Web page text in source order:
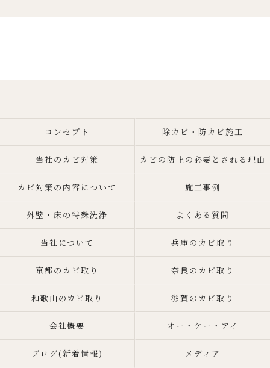
コンセプト 除カビ・防カビ施工
当社のカビ対策 カビの防止の必要とされる理由
カビ対策の内容について 施工事例
外壁・床の特殊洗浄 よくある質問
当社について 兵庫のカビ取り
京都のカビ取り 奈良のカビ取り
和歌山のカビ取り 滋賀のカビ取り
会社概要 オー・ケー・アイ
ブログ(新着情報) メディア